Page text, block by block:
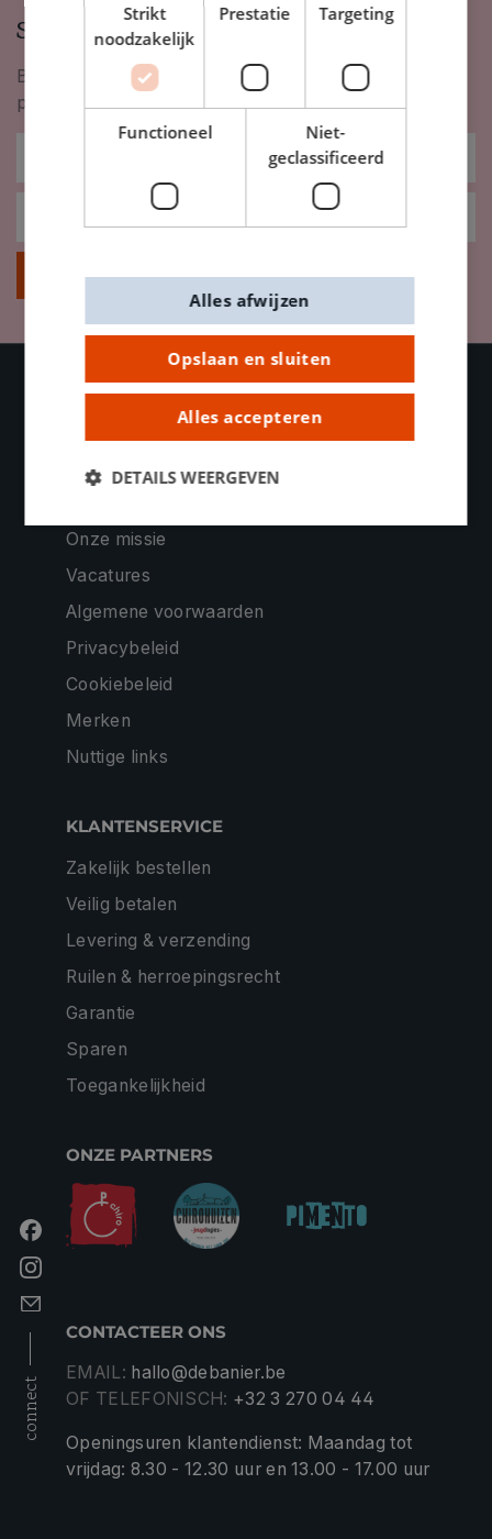
Schrijf je in op onze nieuwsbrief
Blijf op de hoogte van nieuwigheden, inspiratie,
promoties en meer!
Inschrijven
connect
OVER DE BANIER
Contacteer ons
Onze missie
Vacatures
Algemene voorwaarden
Privacybeleid
Cookiebeleid
Merken
Nuttige links
KLANTENSERVICE
Zakelijk bestellen
Veilig betalen
Levering & verzending
Ruilen & herroepingsrecht
Garantie
Sparen
Toegankelijkheid
ONZE PARTNERS
CONTACTEER ONS
EMAIL: hallo@debanier.be
OF TELEFONISCH: +32 3 270 04 44
Openingsuren klantendienst: Maandag tot
vrijdag: 8.30 - 12.30 uur en 13.00 - 17.00 uur
Strikt
noodzakelijk
Prestatie Targeting
Functioneel
Niet-
geclassificeerd
Opslaan en sluiten
Alles accepteren
Alles afwijzen
DETAILS WEERGEVEN